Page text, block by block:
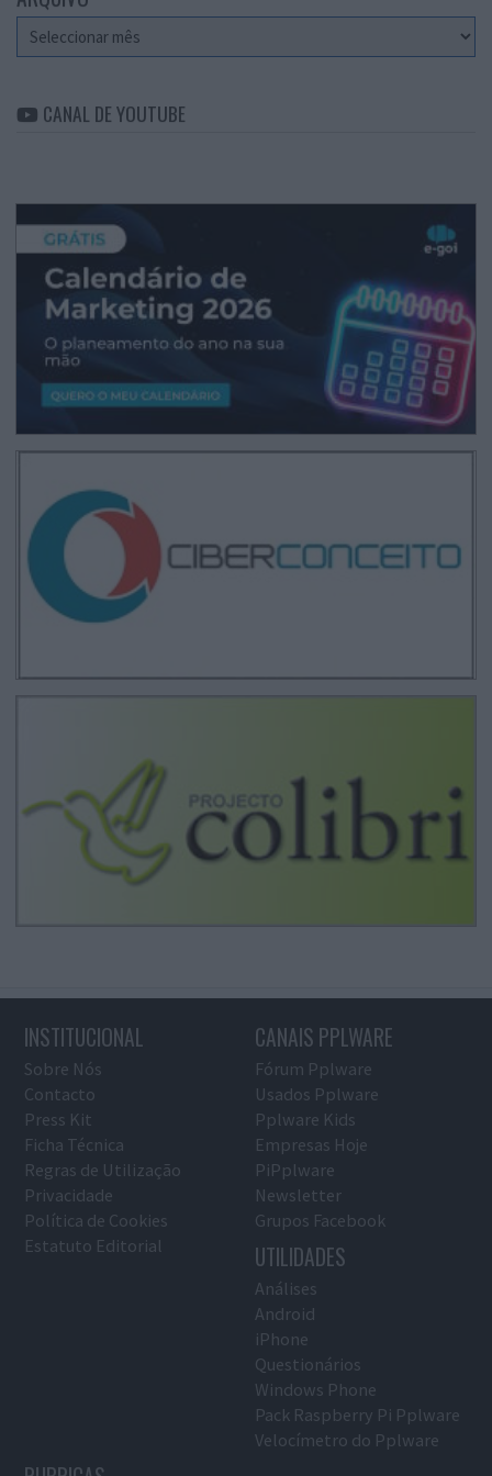
Arquivo
CANAL DE YOUTUBE
INSTITUCIONAL
Sobre Nós
Contacto
Press Kit
Ficha Técnica
Regras de Utilização
Privacidade
Política de Cookies
Estatuto Editorial
CANAIS PPLWARE
Fórum Pplware
Usados Pplware
Pplware Kids
Empresas Hoje
PiPplware
Newsletter
Grupos Facebook
UTILIDADES
Análises
Android
iPhone
Questionários
Windows Phone
Pack Raspberry Pi Pplware
Velocímetro do Pplware